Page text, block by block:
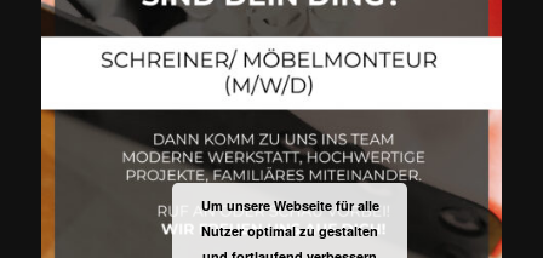
Um unsere Webseite für alle
Nutzer optimal zu gestalten